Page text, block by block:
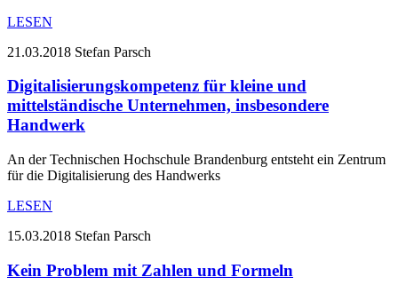
LESEN
21.03.2018 Stefan Parsch
Digitalisierungskompetenz für kleine und
mittelständische Unternehmen, insbesondere
Handwerk
An der Technischen Hochschule Brandenburg entsteht ein Zentrum
für die Digitalisierung des Handwerks
LESEN
15.03.2018 Stefan Parsch
Kein Problem mit Zahlen und Formeln